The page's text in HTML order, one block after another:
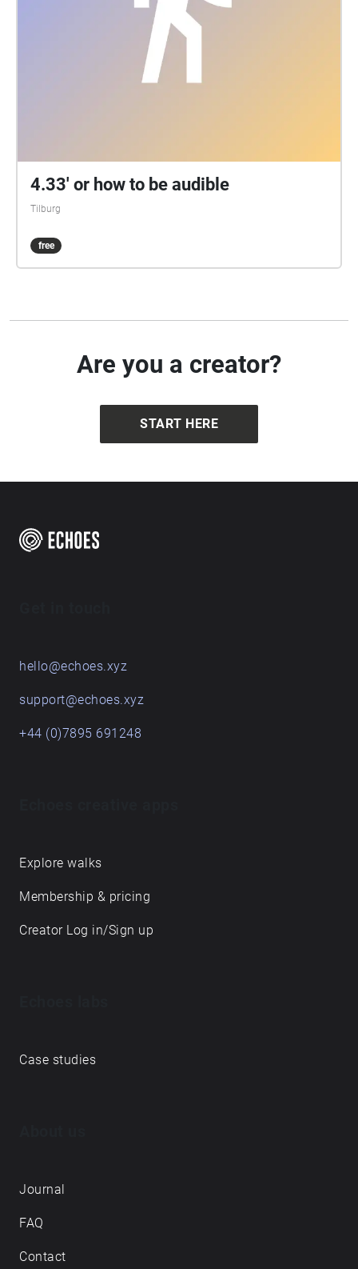
4.33' or how to be audible
Tilburg
free
Are you a creator?
START HERE
hello@echoes.xyz
support@echoes.xyz
+44 (0)7895 691248
Explore walks
Membership & pricing
Creator Log in/Sign up
Case studies
Journal
FAQ
Contact